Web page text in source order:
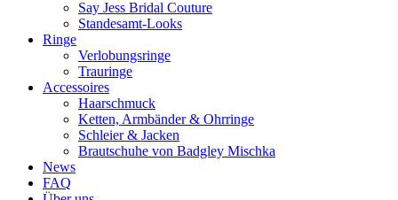
Say Jess Bridal Couture
Standesamt-Looks
Ringe
Verlobungsringe
Trauringe
Accessoires
Haarschmuck
Ketten, Armbänder & Ohrringe
Schleier & Jacken
Brautschuhe von Badgley Mischka
News
FAQ